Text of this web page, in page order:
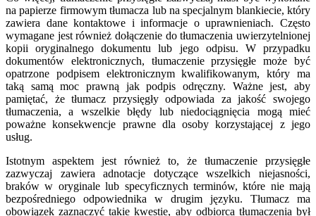
na papierze firmowym tłumacza lub na specjalnym blankiecie, który
zawiera dane kontaktowe i informacje o uprawnieniach. Często
wymagane jest również dołączenie do tłumaczenia uwierzytelnionej
kopii oryginalnego dokumentu lub jego odpisu. W przypadku
dokumentów elektronicznych, tłumaczenie przysięgłe może być
opatrzone podpisem elektronicznym kwalifikowanym, który ma
taką samą moc prawną jak podpis odręczny. Ważne jest, aby
pamiętać, że tłumacz przysięgły odpowiada za jakość swojego
tłumaczenia, a wszelkie błędy lub niedociągnięcia mogą mieć
poważne konsekwencje prawne dla osoby korzystającej z jego
usług.
Istotnym aspektem jest również to, że tłumaczenie przysięgłe
zazwyczaj zawiera adnotacje dotyczące wszelkich niejasności,
braków w oryginale lub specyficznych terminów, które nie mają
bezpośredniego odpowiednika w drugim języku. Tłumacz ma
obowiązek zaznaczyć takie kwestie, aby odbiorca tłumaczenia był